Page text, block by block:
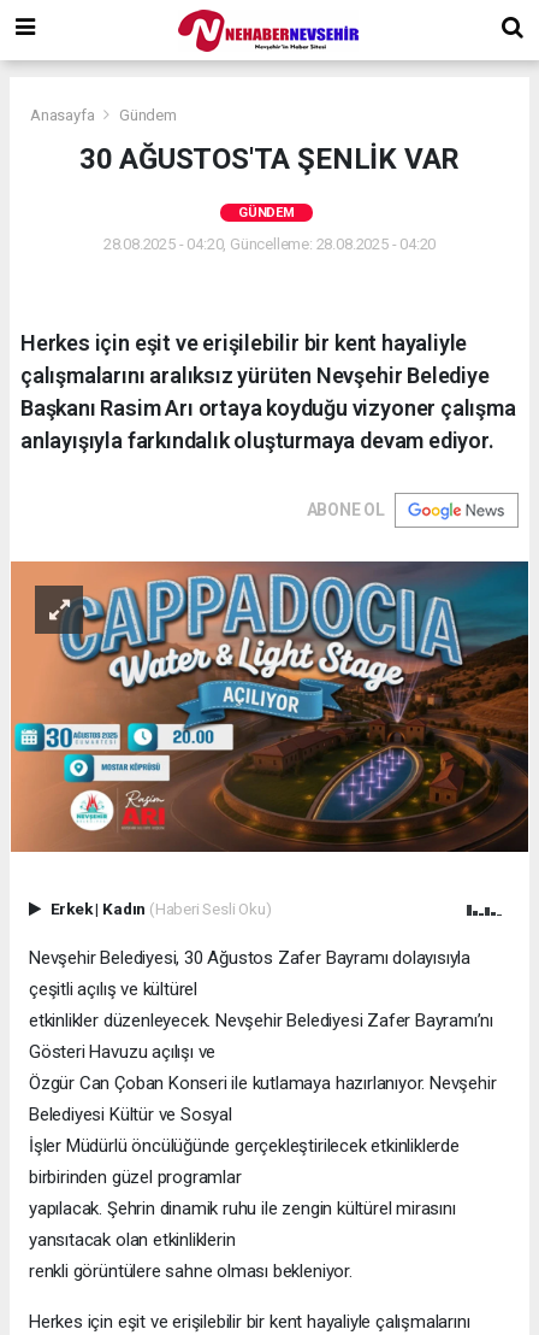
Anasayfa Gündem
30 AĞUSTOS'TA ŞENLİK VAR
GÜNDEM
28.08.2025 - 04:20, Güncelleme: 28.08.2025 - 04:20
Herkes için eşit ve erişilebilir bir kent hayaliyle
çalışmalarını aralıksız yürüten Nevşehir Belediye
Başkanı Rasim Arı ortaya koyduğu vizyoner çalışma
anlayışıyla farkındalık oluşturmaya devam ediyor.
ABONE OL
Erkek| Kadın (Haberi Sesli Oku)
Nevşehir Belediyesi, 30 Ağustos Zafer Bayramı dolayısıyla
çeşitli açılış ve kültürel
etkinlikler düzenleyecek. Nevşehir Belediyesi Zafer Bayramı’nı
Gösteri Havuzu açılışı ve
Özgür Can Çoban Konseri ile kutlamaya hazırlanıyor. Nevşehir
Belediyesi Kültür ve Sosyal
İşler Müdürlü öncülüğünde gerçekleştirilecek etkinliklerde
birbirinden güzel programlar
yapılacak. Şehrin dinamik ruhu ile zengin kültürel mirasını
yansıtacak olan etkinliklerin
renkli görüntülere sahne olması bekleniyor.
Herkes için eşit ve erişilebilir bir kent hayaliyle çalışmalarını